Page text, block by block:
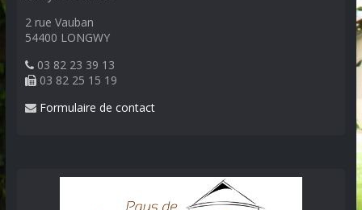
2 rue Vauban
54400 LONGWY
03 82 23 39 13
03 82 25 15 19
Formulaire de contact